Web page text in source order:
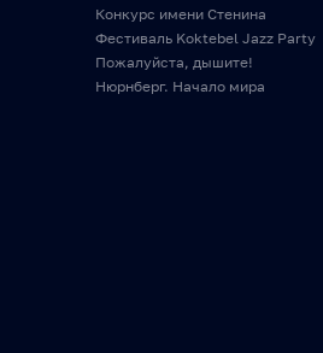
Конкурс имени Стенина
Фестиваль Koktebel Jazz Party
Пожалуйста, дышите!
Нюрнберг. Начало мира